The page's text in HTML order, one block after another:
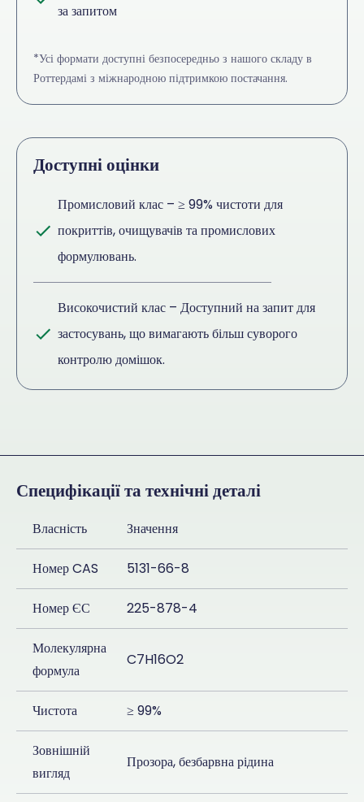
за запитом
*Усі формати доступні безпосередньо з нашого складу в
Роттердамі з міжнародною підтримкою постачання.
Доступні оцінки
Промисловий клас – ≥ 99% чистоти для
покриттів, очищувачів та промислових
формулювань.
Високочистий клас – Доступний на запит для
застосувань, що вимагають більш суворого
контролю домішок.
Специфікації та технічні деталі
Власність Значення
Номер CAS 5131-66-8
Номер ЄС 225-878-4
Молекулярна
формула
C7H16O2
Чистота ≥ 99%
Зовнішній
вигляд
Прозора, безбарвна рідина